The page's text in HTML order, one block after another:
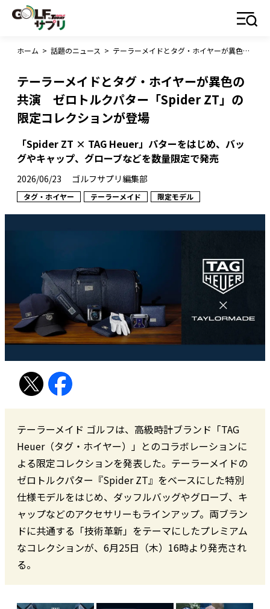
ホーム > 話題のニュース > テーラーメイドとタグ・ホイヤーが異色の共演 ゼロトルクパター「Spider ZT」の限定コレクションが登場
テーラーメイドとタグ・ホイヤーが異色の
共演 ゼロトルクパター「Spider ZT」の
限定コレクションが登場
「Spider ZT × TAG Heuer」パターをはじめ、バッ
グやキャップ、グローブなどを数量限定で発売
2026/06/23 ゴルフサプリ編集部
タグ・ホイヤー テーラーメイド 限定モデル
テーラーメイド ゴルフは、高級時計ブランド「TAG
Heuer（タグ・ホイヤー）」とのコラボレーションに
よる限定コレクションを発表した。テーラーメイドの
ゼロトルクパター『Spider ZT』をベースにした特別
仕様モデルをはじめ、ダッフルバッグやグローブ、キ
ャップなどのアクセサリーもラインアップ。両ブラン
ドに共通する「技術革新」をテーマにしたプレミアム
なコレクションが、6月25日（木）16時より発売され
る。